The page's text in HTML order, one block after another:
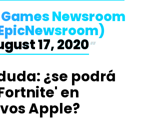
Newsroom
17, 2020
¿se podrá
en
Apple?